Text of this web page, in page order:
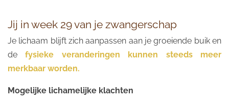
Jij in week 29 van je zwangerschap
Je lichaam blijft zich aanpassen aan je groeiende buik en
defysieke veranderingen kunnen steeds meer
merkbaar worden.
Mogelijke lichamelijke klachten